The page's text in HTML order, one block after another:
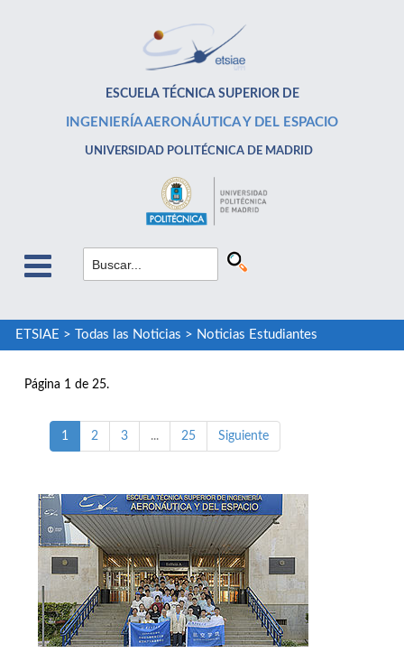
ESCUELA TÉCNICA SUPERIOR DE
INGENIERÍA AERONÁUTICA Y DEL ESPACIO
UNIVERSIDAD POLITÉCNICA DE MADRID
ETSIAE > Todas las Noticias > Noticias Estudiantes
Página 1 de 25.
1 2 3 ... 25 Siguiente